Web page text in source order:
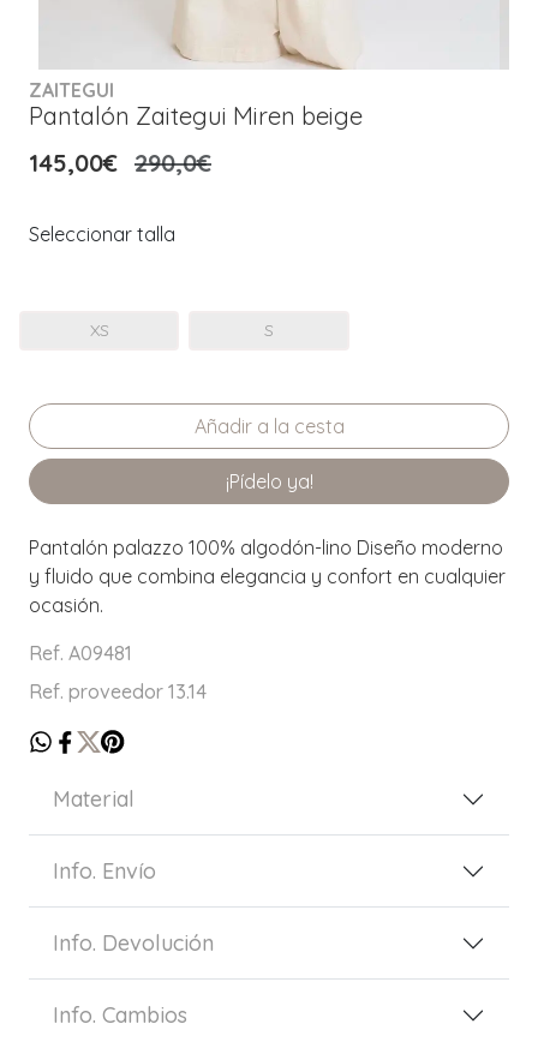
ZAITEGUI
Pantalón Zaitegui Miren beige
145,00€ 290,0€
Seleccionar talla
XS S
¡Pídelo ya!
Pantalón palazzo 100% algodón-lino Diseño moderno
y fluido que combina elegancia y confort en cualquier
ocasión.
Ref. A09481
Ref. proveedor 13.14
Material
Info. Envío
Info. Devolución
Info. Cambios